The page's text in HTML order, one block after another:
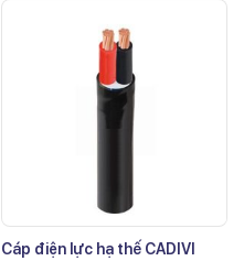
Cáp điện lực hạ thế CADIVI